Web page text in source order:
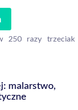
250 razy trzeciak
malarstwo,